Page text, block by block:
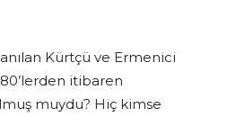
Kürtçü ve Ermenici
itibaren
muydu? Hiç kimse